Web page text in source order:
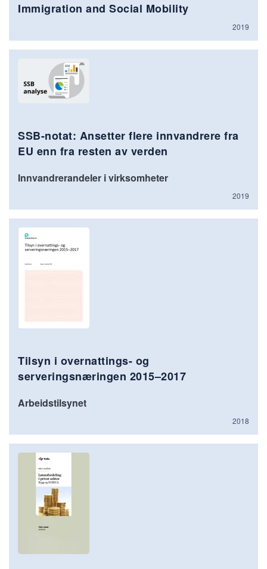
Immigration and Social Mobility
2019
SSB-notat: Ansetter flere innvandrere fra
EU enn fra resten av verden
Innvandrerandeler i virksomheter
2019
Tilsyn i overnattings- og
serveringsnæringen 2015–2017
Arbeidstilsynet
2018